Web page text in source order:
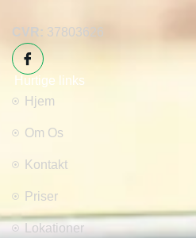
CVR: 37803626
Hurtige links
Hjem
Om Os
Kontakt
Priser
Lokationer